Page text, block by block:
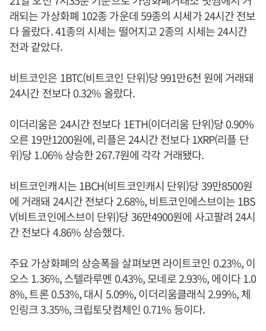
래되는 가상화폐 102종 가운데 59종의 시세가 24시간 전보
다 올랐다. 41종의 시세는 떨어지고 2종의 시세는 24시간
전과 같았다.
비트코인은 1BTC(비트코인 단위)당 991만6천 원에 거래돼
24시간 전보다 0.32% 올랐다.
이더리움은 24시간 전보다 1ETH(이더리움 단위)당 0.90%
오른 19만1200원에, 리플은 24시간 전보다 1XRP(리플 단
위)당 1.06% 상승한 267.7원에 각각 거래됐다.
비트코인캐시는 1BCH(비트코인캐시 단위)당 39만8500원
에 거래돼 24시간 전보다 2.68%, 비트코인에스브이는 1BS
V(비트코인에스브이 단위)당 36만4900원에 사고팔려 24시
간 전보다 4.86% 상승했다.
주요 가상화폐의 상승폭을 살펴보면 라이트코인 0.23%, 이
오스 1.36%, 스텔라루멘 0.43%, 모네로 2.93%, 에이다 1.0
8%, 트론 0.53%, 대시 5.09%, 이더리움클래식 2.99%, 체
인링크 3.35%, 크립토닷컴체인 0.71% 등이다.